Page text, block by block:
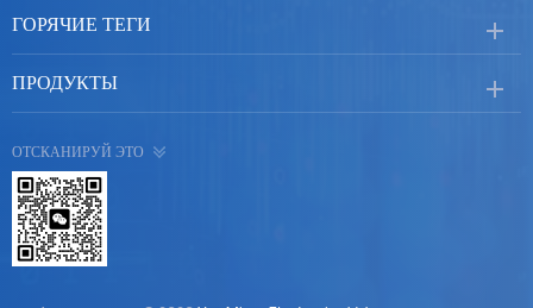
ГОРЯЧИЕ ТЕГИ
ПРОДУКТЫ
ОТСКАНИРУЙ ЭТО